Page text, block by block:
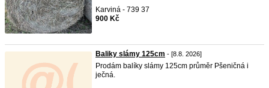
Karviná - 739 37
900 Kč
Baliky slámy 125cm - [8.8. 2026]
Prodám balíky slámy 125cm průměr Pšeničná i
ječná.